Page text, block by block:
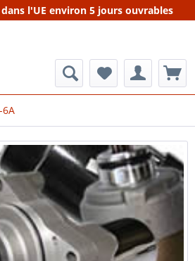
l'UE environ 5 jours ouvrables
6A